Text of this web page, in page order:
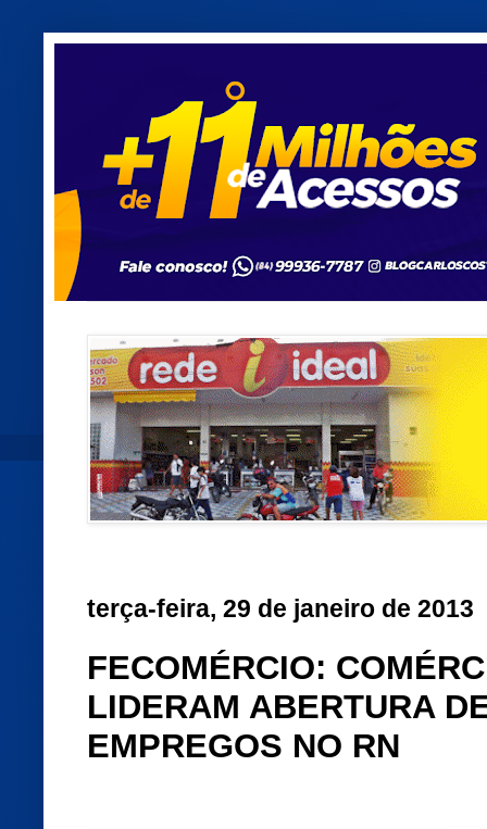
terça-feira, 29 de janeiro de 2013
FECOMÉRCIO:
LIDERAM ABERTURA
EMPREGOS NO RN